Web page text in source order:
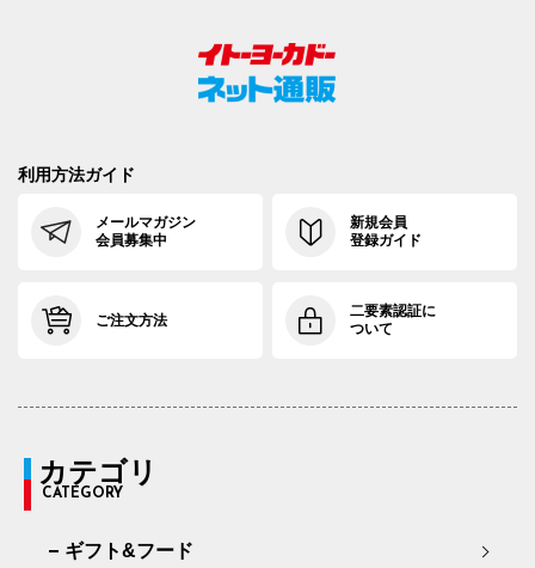
利用方法ガイド
メールマガジン
会員募集中
新規会員
登録ガイド
ご注文方法
二要素認証に
ついて
カテゴリ
CATEGORY
ギフト&フード